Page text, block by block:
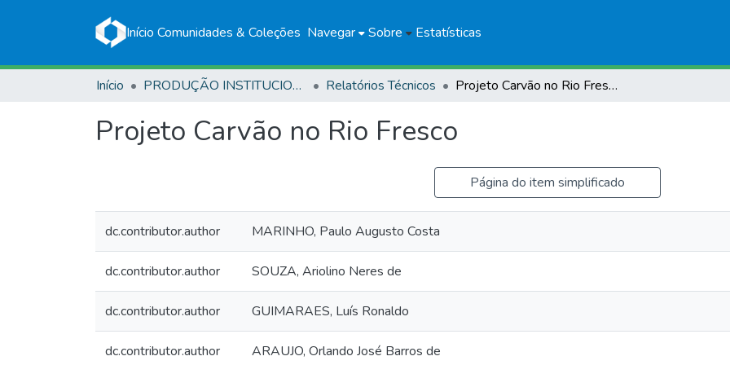
Início Comunidades & Coleções Navegar Sobre Estatísticas
Início PRODUÇÃO INSTITUCIONAL Relatórios Técnicos Projeto Carvão no Rio Fresco
Projeto Carvão no Rio Fresco
Página do item simplificado
dc.contributor.author MARINHO, Paulo Augusto Costa
dc.contributor.author SOUZA, Ariolino Neres de
dc.contributor.author GUIMARAES, Luís Ronaldo
dc.contributor.author ARAUJO, Orlando José Barros de